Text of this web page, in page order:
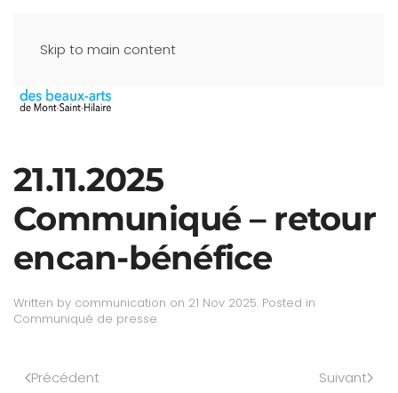
Skip to main content
21.11.2025
Communiqué – retour
encan-bénéfice
Written by communication on 21 Nov 2025. Posted in
Communiqué de presse.
Précédent Suivant